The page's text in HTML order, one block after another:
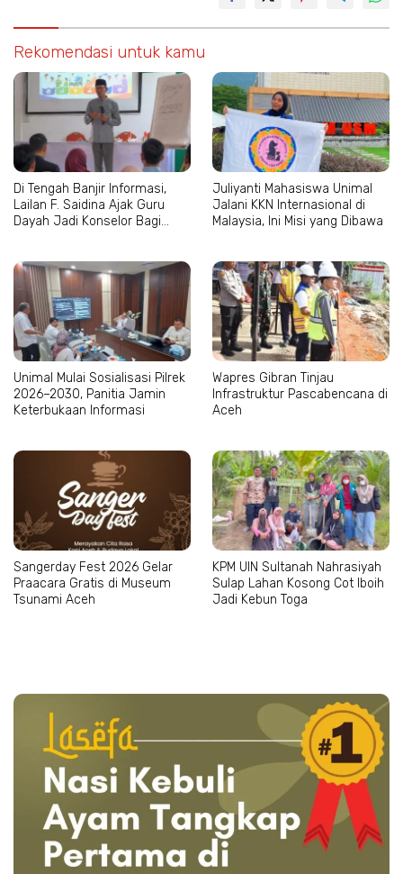
Rekomendasi untuk kamu
Di Tengah Banjir Informasi,
Lailan F. Saidina Ajak Guru
Dayah Jadi Konselor Bagi
Juliyanti Mahasiswa Unimal
Jalani KKN Internasional di
Malaysia, Ini Misi yang Dibawa
Unimal Mulai Sosialisasi Pilrek
2026–2030, Panitia Jamin
Keterbukaan Informasi
Wapres Gibran Tinjau
Infrastruktur Pascabencana di
Aceh
Sangerday Fest 2026 Gelar
Praacara Gratis di Museum
Tsunami Aceh
KPM UIN Sultanah Nahrasiyah
Sulap Lahan Kosong Cot Iboih
Jadi Kebun Toga